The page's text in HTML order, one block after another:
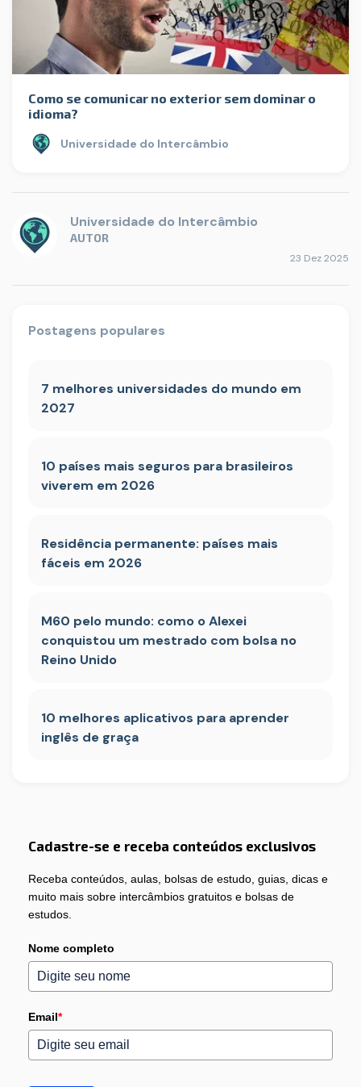
Como se comunicar no exterior sem dominar o
idioma?
Universidade do Intercâmbio
Universidade do Intercâmbio
AUTOR
23 Dez 2025
Postagens populares
7 melhores universidades do mundo em
2027
10 países mais seguros para brasileiros
viverem em 2026
Residência permanente: países mais
fáceis em 2026
M60 pelo mundo: como o Alexei
conquistou um mestrado com bolsa no
Reino Unido
10 melhores aplicativos para aprender
inglês de graça
Cadastre-se e receba conteúdos exclusivos
Receba conteúdos, aulas, bolsas de estudo, guias, dicas e
muito mais sobre intercâmbios gratuitos e bolsas de
estudos.
Nome completo
Email*